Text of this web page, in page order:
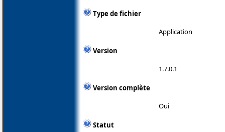
Type de fichier
Application
Version
1.7.0.1
Version complète
Oui
Statut